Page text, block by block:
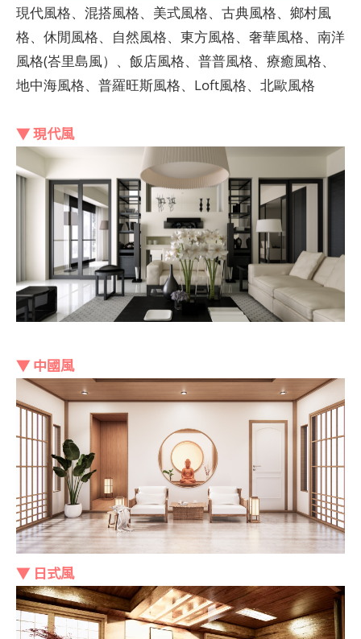
現代風格、混搭風格、美式風格、古典風格、鄉村風
格、休閒風格、自然風格、東方風格、奢華風格、南洋
風格(峇里島風）、飯店風格、普普風格、療癒風格、
地中海風格、普羅旺斯風格、Loft風格、北歐風格
▼ 現代風
▼ 中國風
▼ 日式風